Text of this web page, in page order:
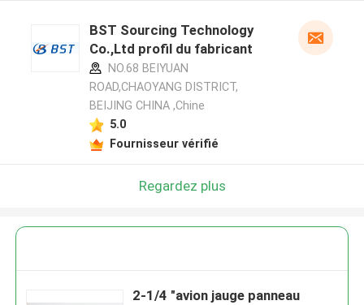
BST Sourcing Technology
Co.,Ltd profil du fabricant
NO.68 BEIYUAN
ROAD,CHAOYANG DISTRICT,
BEIJING CHINA ,Chine
5.0
Fournisseur vérifié
Regardez plus
2-1/4 "avion jauge panneau